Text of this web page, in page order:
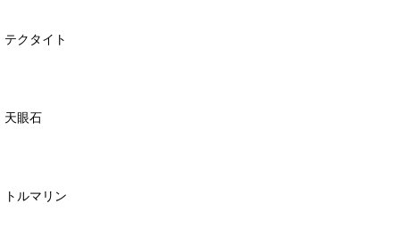
テクタイト
天眼石
トルマリン